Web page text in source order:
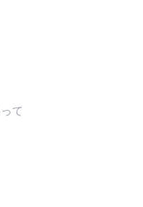
て